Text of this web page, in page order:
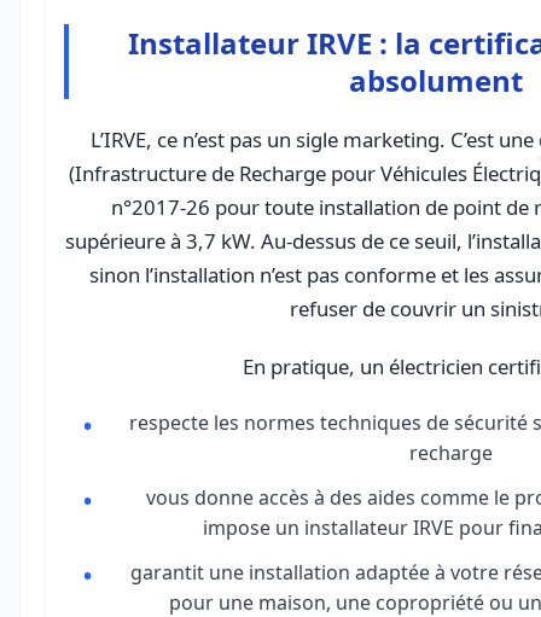
Installateur IRVE : la
absolument
L’IRVE, ce n’est pas un sigle marketing. C’est une
(Infrastructure de Recharge pour Véhicules
n°2017-26 pour toute installation de point de
supérieure à 3,7 kW. Au-dessus de ce seuil,
sinon l’installation n’est pas conforme et les
refuser de couvrir un
En pratique, un électricien
respecte les normes techniques de sécurité
recharge
vous donne accès à des aides comme le
impose un installateur IRVE pour
garantit une installation adaptée à votre
pour une maison, une copropriété ou